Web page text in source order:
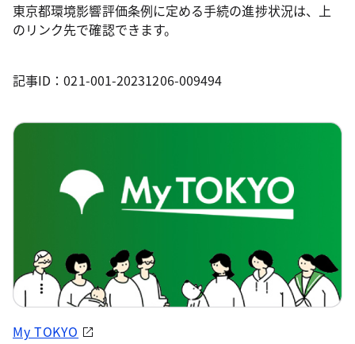
東京都環境影響評価条例に定める手続の進捗状況は、上
のリンク先で確認できます。
記事ID：021-001-20231206-009494
My TOKYO